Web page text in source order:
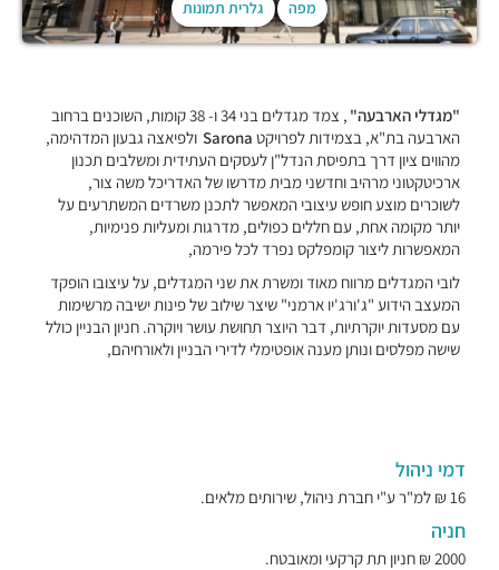
מפה גלרית תמונות
"מגדלי הארבעה"
, צמד מגדלים בני 34 ו- 38 קומות, השוכנים ברחוב
הארבעה בת"א, בצמידות לפרויקט Sarona ולפיאצה גבעון המדהימה,
מהווים ציון דרך בתפיסת הנדל"ן לעסקים העתידית ומשלבים תכנון
ארכיטקטוני מרהיב וחדשני מבית מדרשו של האדריכל משה צור,
לשוכרים מוצע חופש עיצובי המאפשר לתכנן משרדים המשתרעים על
יותר מקומה אחת, עם חללים כפולים, מדרגות ומעליות פנימיות,
המאפשרות ליצור קומפלקס נפרד לכל פירמה,
לובי המגדלים מרווח מאוד ומשרת את שני המגדלים, על עיצובו הופקד
המעצב הידוע "ג'ורג'יו ארמני" שיצר שילוב של פינות ישיבה מרשימות
עם מסעדות יוקרתיות, דבר היוצר תחושת עושר ויוקרה. חניון הבניין כולל
שישה מפלסים ונותן מענה אופטימלי לדירי הבניין ולאורחיהם,
דמי ניהול
16 ₪ למ"ר ע"י חברת ניהול, שירותים מלאים.
חניה
2000 ₪ חניון תת קרקעי ומאובטח.